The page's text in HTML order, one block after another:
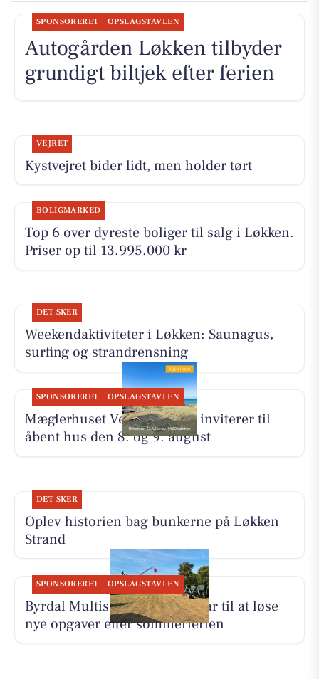
SPONSORERET OPSLAGSTAVLEN
Autogården Løkken tilbyder
grundigt biltjek efter ferien
VEJRET
Kystvejret bider lidt, men holder tørt
BOLIGMARKED
Top 6 over dyreste boliger til salg i Løkken.
Priser op til 13.995.000 kr
DET SKER
Weekendaktiviteter i Løkken: Saunagus,
surfing og strandrensning
SPONSORERET OPSLAGSTAVLEN
Mæglerhuset Vestkysten I/S inviterer til
åbent hus den 8. og 9. august
DET SKER
Oplev historien bag bunkerne på Løkken
Strand
SPONSORERET OPSLAGSTAVLEN
Byrdal Multiservice ApS er klar til at løse
nye opgaver efter sommerferien